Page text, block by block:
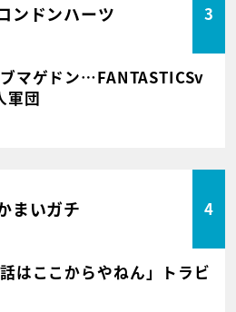
ンドンハーツ 3
ブマゲドン…FANTASTICSv
軍団
まいガチ 4
はここからやねん」トラビ